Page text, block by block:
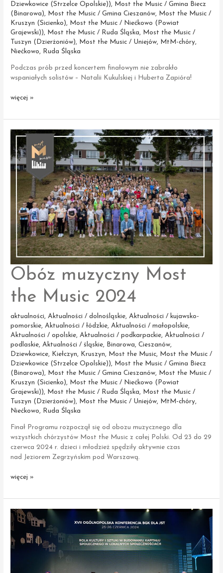
Dziewkowice (Strzelce Opolskie)),
Most the Music / Gmina Biecz
(Binarowa), Most the Music / Gmina Cieszanów,
Most the Music /
Kruszyn (Sicienko),
Most the Music / Niećkowo (Powiat
Grajewski)), Most the Music / Ruda Śląska,
Most the Music /
Tuszyn (Dzierżoniów), Most the Music / Uniejów, MtM-chóry,
Niećkowo, Ruda Śląska
Podczas prób przed koncertem finałowym nie zabrakło
wspaniałych solistów – Natalii Kukulskiej i Huberta Zapióra!
Próby
Music
w Filharmonii
Narodowej
więcej »
Obóz muzyczny Most
the Music 2024
aktualności,Aktualności / dolnośląskie,Aktualności / kujawsko-
pomorskie,Aktualności / łódzkie,Aktualności / małopolskie,
Aktualności / opolskie,Aktualności / podkarpackie,Aktualności /
podlaskie,Aktualności / śląskie, Binarowa,Cieszanów,
Dziewkowice, Kiełczyn, Kruszyn, Most the Music,
Most the Music /
Dziewkowice (Strzelce Opolskie)),
Most the Music / Gmina Biecz
(Binarowa), Most the Music / Gmina Cieszanów,
Most the Music /
Kruszyn (Sicienko),
Most the Music / Niećkowo (Powiat
Grajewski)), Most the Music / Ruda Śląska,
Most the Music /
Tuszyn (Dzierżoniów), Most the Music / Uniejów, MtM-chóry,
Niećkowo, Ruda Śląska
Finał Programu rozpoczął się od obozu muzycznego dla
wszystkich chórzystów Most the Music z całej Polski. Od 23 do 29
czerwca 2024 r. dzieci i młodzież spędziły aktywnie czas
nad Jeziorem Zegrzyńskim pod Warszawą.
Obóz
Music
2024
więcej »